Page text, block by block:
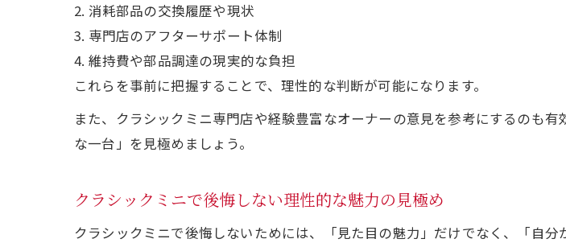
2. 消耗部品の交換履歴や現状
3. 専門店のアフターサポート体制
4. 維持費や部品調達の現実的な負担
これらを事前に把握することで、理性的な判断が可能になります。
また、クラシックミニ専門店や経験豊富なオーナーの意見を参考にするのも
な一台」を見極めましょう。
クラシックミニで後悔しない理性的な魅力の見極め
クラシックミニで後悔しないためには、「見た目の魅力」だけでなく、「自